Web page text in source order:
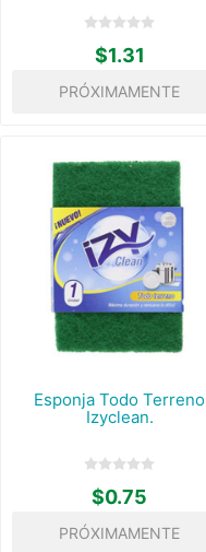
$1.31
PRÓXIMAMENTE
Esponja Todo Terreno
Izyclean.
$0.75
PRÓXIMAMENTE